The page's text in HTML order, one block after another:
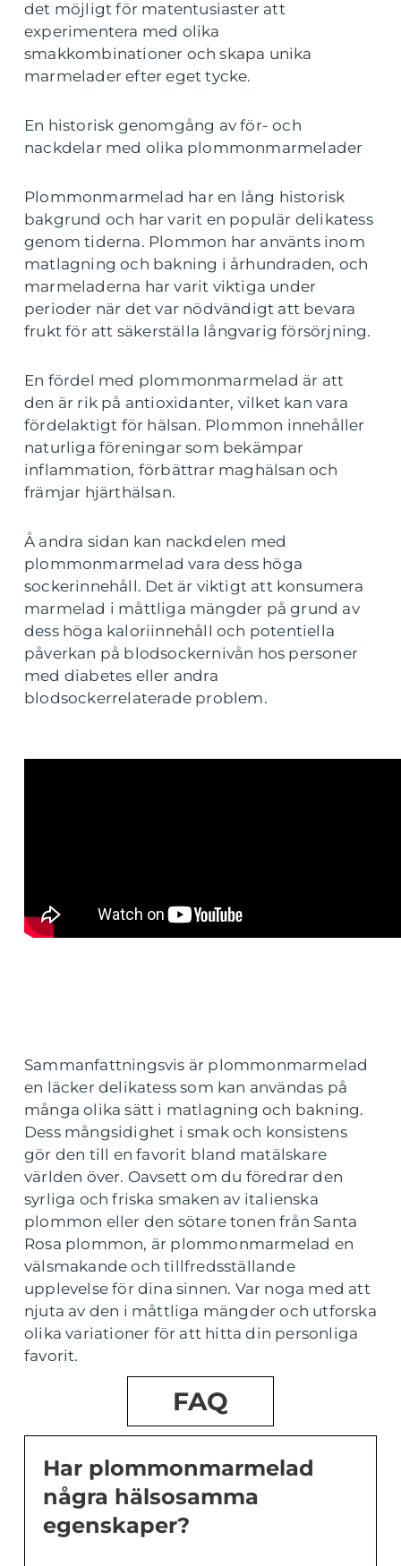
det möjligt för matentusiaster att
experimentera med olika
smakkombinationer och skapa unika
marmelader efter eget tycke.
En historisk genomgång av för- och
nackdelar med olika plommonmarmelader
Plommonmarmelad har en lång historisk
bakgrund och har varit en populär delikatess
genom tiderna. Plommon har använts inom
matlagning och bakning i århundraden, och
marmeladerna har varit viktiga under
perioder när det var nödvändigt att bevara
frukt för att säkerställa långvarig försörjning.
En fördel med plommonmarmelad är att
den är rik på antioxidanter, vilket kan vara
fördelaktigt för hälsan. Plommon innehåller
naturliga föreningar som bekämpar
inflammation, förbättrar maghälsan och
främjar hjärthälsan.
Å andra sidan kan nackdelen med
plommonmarmelad vara dess höga
sockerinnehåll. Det är viktigt att konsumera
marmelad i måttliga mängder på grund av
dess höga kaloriinnehåll och potentiella
påverkan på blodsockernivån hos personer
med diabetes eller andra
blodsockerrelaterade problem.
Sammanfattningsvis är plommonmarmelad
en läcker delikatess som kan användas på
många olika sätt i matlagning och bakning.
Dess mångsidighet i smak och konsistens
gör den till en favorit bland matälskare
världen över. Oavsett om du föredrar den
syrliga och friska smaken av italienska
plommon eller den sötare tonen från Santa
Rosa plommon, är plommonmarmelad en
välsmakande och tillfredsställande
upplevelse för dina sinnen. Var noga med att
njuta av den i måttliga mängder och utforska
olika variationer för att hitta din personliga
favorit.
FAQ
Har plommonmarmelad
några hälsosamma
egenskaper?